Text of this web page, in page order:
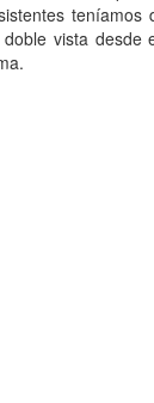
vista